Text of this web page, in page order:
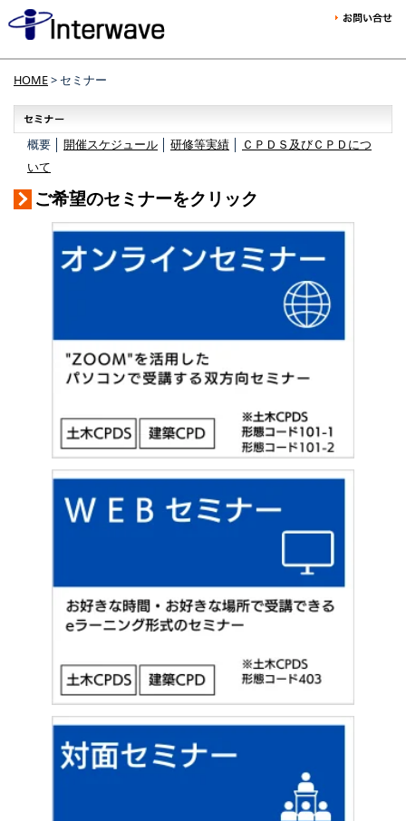
HOME> セミナー
概要 │ 開催スケジュール 研修等実績
ＣＰＤＳ及びＣＰＤにつ
いて
ご希望のセミナーをクリック